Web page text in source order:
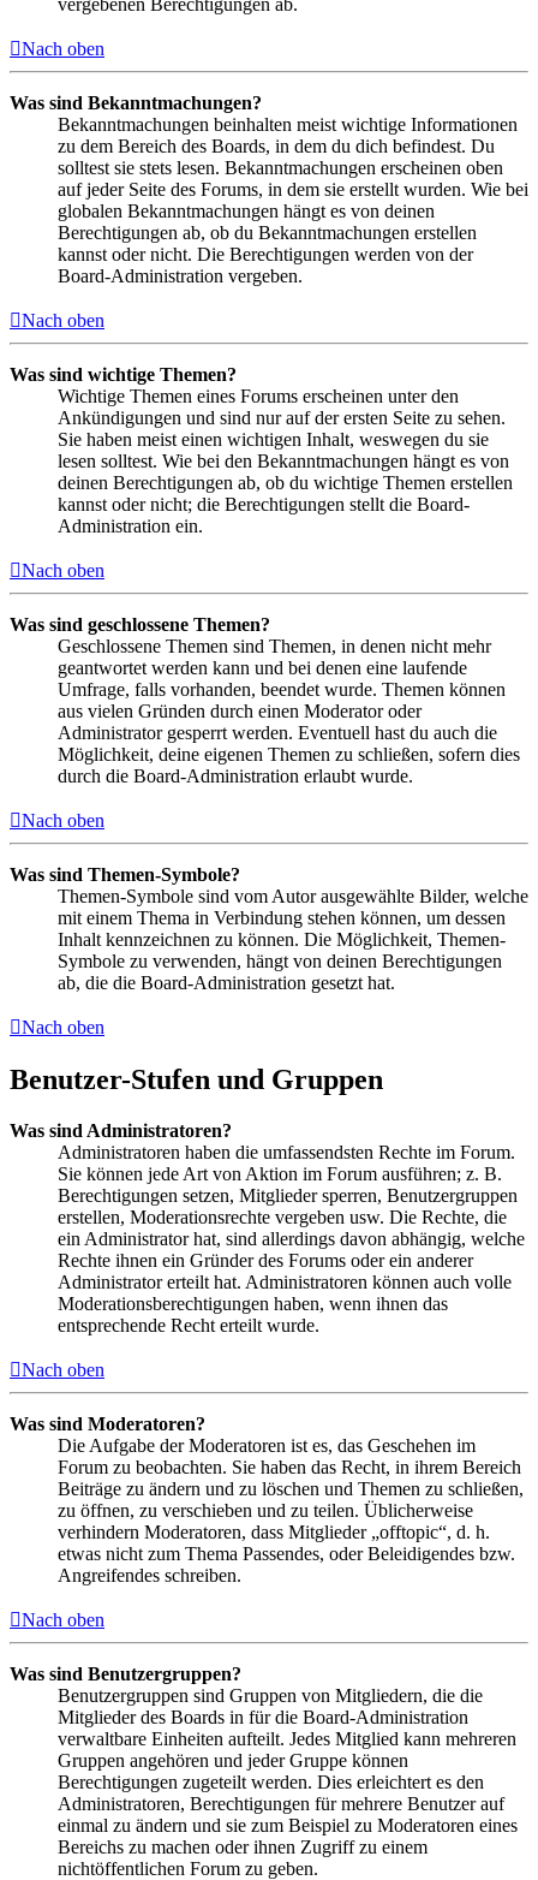
vergebenen Berechtigungen ab.
Nach oben
Was sind Bekanntmachungen?
Bekanntmachungen beinhalten meist wichtige Informationen
zu dem Bereich des Boards, in dem du dich befindest. Du
solltest sie stets lesen. Bekanntmachungen erscheinen oben
auf jeder Seite des Forums, in dem sie erstellt wurden. Wie bei
globalen Bekanntmachungen hängt es von deinen
Berechtigungen ab, ob du Bekanntmachungen erstellen
kannst oder nicht. Die Berechtigungen werden von der
Board-Administration vergeben.
Nach oben
Was sind wichtige Themen?
Wichtige Themen eines Forums erscheinen unter den
Ankündigungen und sind nur auf der ersten Seite zu sehen.
Sie haben meist einen wichtigen Inhalt, weswegen du sie
lesen solltest. Wie bei den Bekanntmachungen hängt es von
deinen Berechtigungen ab, ob du wichtige Themen erstellen
kannst oder nicht; die Berechtigungen stellt die Board-
Administration ein.
Nach oben
Was sind geschlossene Themen?
Geschlossene Themen sind Themen, in denen nicht mehr
geantwortet werden kann und bei denen eine laufende
Umfrage, falls vorhanden, beendet wurde. Themen können
aus vielen Gründen durch einen Moderator oder
Administrator gesperrt werden. Eventuell hast du auch die
Möglichkeit, deine eigenen Themen zu schließen, sofern dies
durch die Board-Administration erlaubt wurde.
Nach oben
Was sind Themen-Symbole?
Themen-Symbole sind vom Autor ausgewählte Bilder, welche
mit einem Thema in Verbindung stehen können, um dessen
Inhalt kennzeichnen zu können. Die Möglichkeit, Themen-
Symbole zu verwenden, hängt von deinen Berechtigungen
ab, die die Board-Administration gesetzt hat.
Nach oben
Benutzer-Stufen und Gruppen
Was sind Administratoren?
Administratoren haben die umfassendsten Rechte im Forum.
Sie können jede Art von Aktion im Forum ausführen; z. B.
Berechtigungen setzen, Mitglieder sperren, Benutzergruppen
erstellen, Moderationsrechte vergeben usw. Die Rechte, die
ein Administrator hat, sind allerdings davon abhängig, welche
Rechte ihnen ein Gründer des Forums oder ein anderer
Administrator erteilt hat. Administratoren können auch volle
Moderationsberechtigungen haben, wenn ihnen das
entsprechende Recht erteilt wurde.
Nach oben
Was sind Moderatoren?
Die Aufgabe der Moderatoren ist es, das Geschehen im
Forum zu beobachten. Sie haben das Recht, in ihrem Bereich
Beiträge zu ändern und zu löschen und Themen zu schließen,
zu öffnen, zu verschieben und zu teilen. Üblicherweise
verhindern Moderatoren, dass Mitglieder „offtopic“, d. h.
etwas nicht zum Thema Passendes, oder Beleidigendes bzw.
Angreifendes schreiben.
Nach oben
Was sind Benutzergruppen?
Benutzergruppen sind Gruppen von Mitgliedern, die die
Mitglieder des Boards in für die Board-Administration
verwaltbare Einheiten aufteilt. Jedes Mitglied kann mehreren
Gruppen angehören und jeder Gruppe können
Berechtigungen zugeteilt werden. Dies erleichtert es den
Administratoren, Berechtigungen für mehrere Benutzer auf
einmal zu ändern und sie zum Beispiel zu Moderatoren eines
Bereichs zu machen oder ihnen Zugriff zu einem
nichtöffentlichen Forum zu geben.